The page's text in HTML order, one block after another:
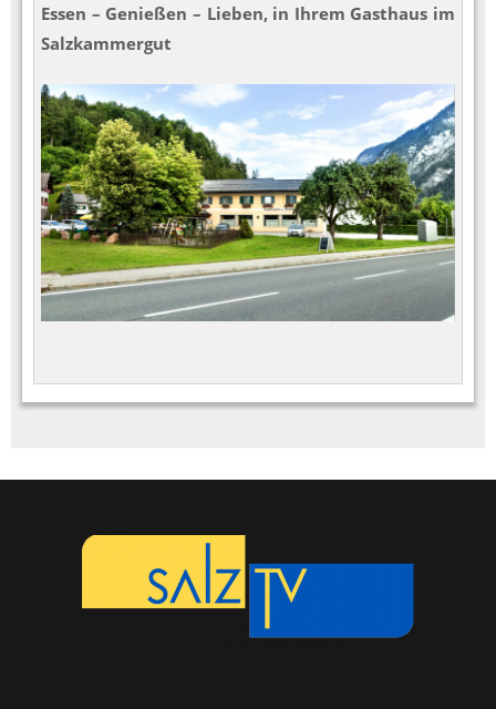
Essen – Genießen – Lieben, in Ihrem Gasthaus im
Salzkammergut